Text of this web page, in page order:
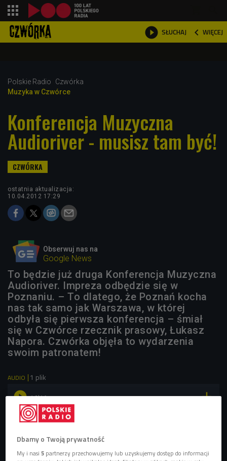
 SŁUCHAJ  WIĘCEJ

Polskie Radio
Czwórka
Muzyka w Czwórce
Konferencja Muzyczna
Audioriver - musisz tam być!
ostatnia aktualizacja:
10.04.2012 17:29
Obserwuj nas na
Google News
To będzie już druga Konferencja Muzyczna
Audioriver. Impreza odbędzie się w
Poznaniu. – To dlatego, że Poznań kocha
nas tak samo jak Warszawa, w której
odbyła się pierwsza konferencja – śmiał
się w Czwórce rzecznik prasowy, Łukasz
Napora. Czwórka objęła to wydarzenia
swoim patronatem!
AUDIO 1 plik
 12'16 
Rozmowa z Łukaszem Naporą
Dbamy o Twoją prywatność
My i nasi5 partnerzy przechowujemy lub uzyskujemy dostęp do informacji